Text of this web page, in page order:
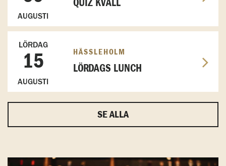
AUGUSTI
QUIZ KVÄLL
LÖRDAG
15
AUGUSTI
HÄSSLEHOLM
LÖRDAGS LUNCH
SE ALLA